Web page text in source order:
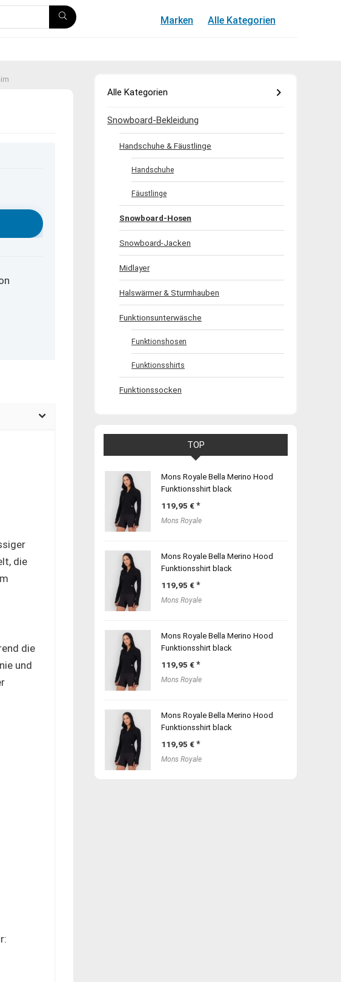
Marken Alle Kategorien
die
die
und
Alle Kategorien
Snowboard-Bekleidung
Handschuhe & Fäustlinge
Handschuhe
Fäustlinge
Snowboard-Hosen
Snowboard-Jacken
Midlayer
Halswärmer & Sturmhauben
Funktionsunterwäsche
Funktionshosen
Funktionsshirts
Funktionssocken
TOP
Mons Royale Bella Merino Hood
Funktionsshirt black
119,95 €
Mons Royale
Mons Royale Bella Merino Hood
Funktionsshirt black
119,95 €
Mons Royale
Mons Royale Bella Merino Hood
Funktionsshirt black
119,95 €
Mons Royale
Mons Royale Bella Merino Hood
Funktionsshirt black
119,95 €
Mons Royale